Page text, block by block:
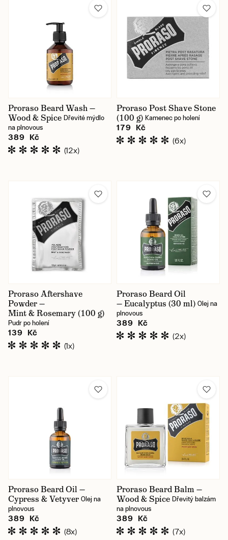
Proraso Beard Wash —
Wood & Spice Dřevité mýdlo
na plnovous
389 Kč
(12x)
Proraso Post Shave Stone
(100 g) Kamenec po holení
179 Kč
(6x)
Proraso Aftershave
Powder —
Mint & Rosemary (100 g)
Pudr po holení
139 Kč
(1x)
Proraso Beard Oil
— Eucalyptus (30 ml) Olej na
plnovous
389 Kč
(2x)
Proraso Beard Oil —
Cypress & Vetyver Olej na
plnovous
389 Kč
(8x)
Proraso Beard Balm —
Wood & Spice Dřevitý balzám
na plnovous
389 Kč
(7x)